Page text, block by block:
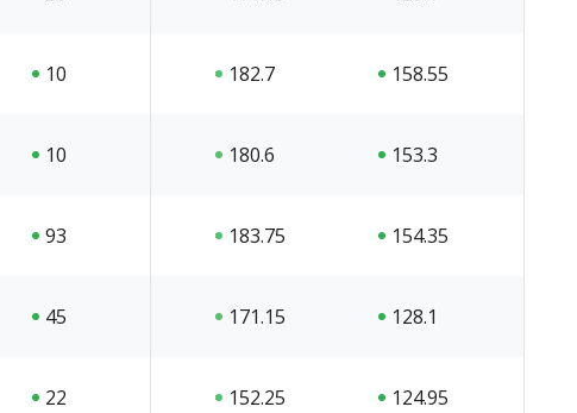
10 182.7 158.55
10 180.6 153.3
93 183.75 154.35
45 171.15 128.1
22 152.25 124.95